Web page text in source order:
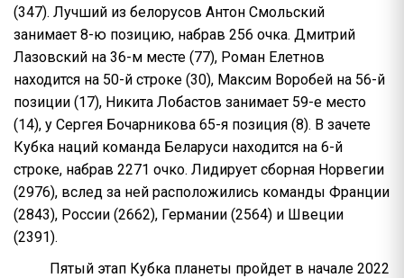
(347). Лучший из белорусов Антон Смольский
занимает 8-ю позицию, набрав 256 очка. Дмитрий
Лазовский на 36-м месте (77), Роман Елетнов
находится на 50-й строке (30), Максим Воробей на 56-й
позиции (17), Никита Лобастов занимает 59-е место
(14), у Сергея Бочарникова 65-я позиция (8). В зачете
Кубка наций команда Беларуси находится на 6-й
строке, набрав 2271 очко. Лидирует сборная Норвегии
(2976), вслед за ней расположились команды Франции
(2843), России (2662), Германии (2564) и Швеции
(2391).
Пятый этап Кубка планеты пройдет в начале 2022